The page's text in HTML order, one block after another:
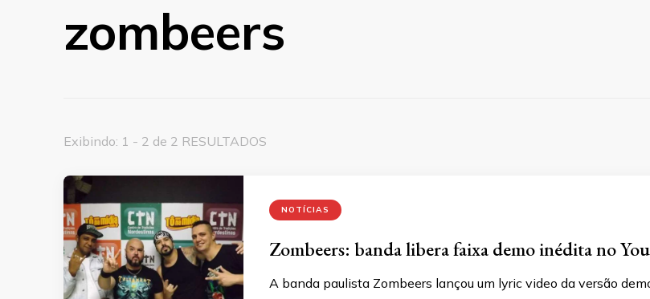
zombeers
Exibindo: 1 - 2 de 2 RESULTADOS
NOTÍCIAS
Zombeers: banda libera faixa demo inédita no
A banda paulista Zombeers lançou um lyric video da versão